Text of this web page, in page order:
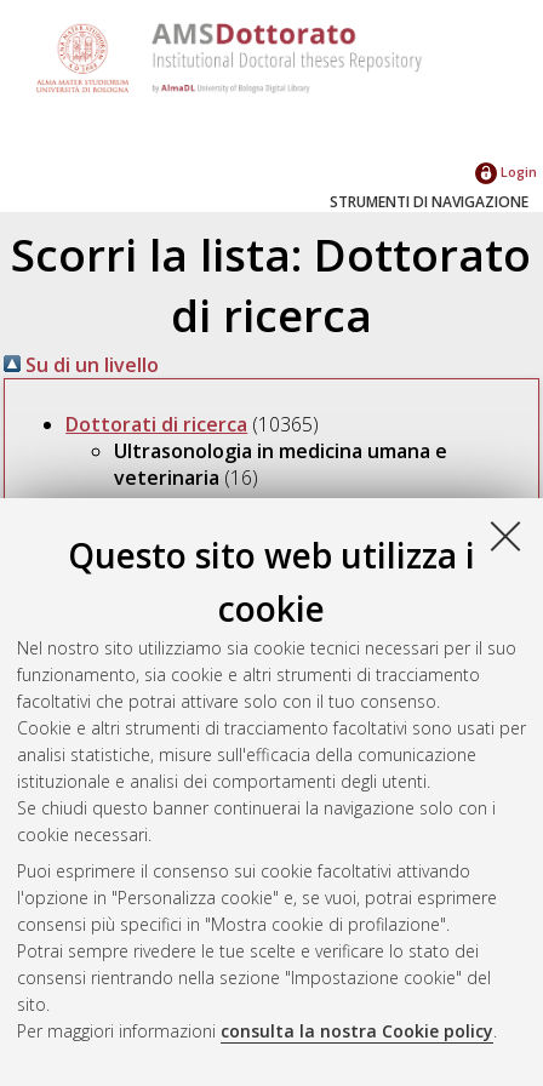
Questo sito web utilizza i
cookie
Nel nostro sito utilizziamo sia cookie tecnici necessari per il suo
funzionamento, sia cookie e altri strumenti di tracciamento
facoltativi che potrai attivare solo con il tuo consenso.
Cookie e altri strumenti di tracciamento facoltativi sono usati per
analisi statistiche, misure sull'efficacia della comunicazione
istituzionale e analisi dei comportamenti degli utenti.
Se chiudi questo banner continuerai la navigazione solo con i
cookie necessari.
Puoi esprimere il consenso sui cookie facoltativi attivando
l'opzione in "Personalizza cookie" e, se vuoi, potrai esprimere
consensi più specifici in "Mostra cookie di profilazione".
Potrai sempre rivedere le tue scelte e verificare lo stato dei
consensi rientrando nella sezione "Impostazione cookie" del
sito.
Per maggiori informazioni consulta la nostra Cookie policy.
Login
STRUMENTI DI NAVIGAZIONE
Scorri la lista: Dottorato
di ricerca
Su di un livello
Dottorati di ricerca (10365)
Ultrasonologia in medicina umana e
veterinaria (16)
Seleziona una voce dall'elenco sottostante.
2013(1)
2010(3)
2009 (4)
2008(3)
2007(3)
Atom
Rss 1.0
Rss 2.0
ISSN: 2038-7946